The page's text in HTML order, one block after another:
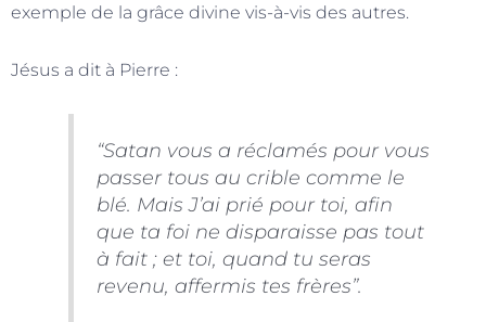
exemple de la grâce divine vis-à-vis des autres.
Jésus a dit à Pierre :
“Satan vous a réclamés pour vous
passer tous au crible comme le
blé. Mais J’ai prié pour toi, afin
que ta foi ne disparaisse pas tout
à fait ; et toi, quand tu seras
revenu, affermis tes frères”.